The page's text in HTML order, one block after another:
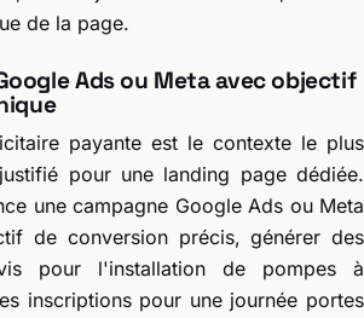
de la page.
Ads ou Meta avec objectif
payante est le contexte le plus
pour une landing page dédiée.
une campagne Google Ads ou Meta
de conversion précis, générer des
pour l'installation de pompes à
inscriptions pour une journée portes